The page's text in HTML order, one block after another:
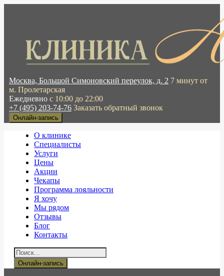
Москва, Большой Симоновский переулок, д. 2 7 минут от
м. Пролетарская
Ежедневно с 10:00 до 22:00
+7 (495) 203-74-76 Заказать обратный звонок
Онлайн-запись
О клинике
Специалисты
Услуги
Цены
Акции
Чекапы
Программа лояльности
Я хочу
Мы рядом
Отзывы
Блог
Контакты
Онлайн-запись